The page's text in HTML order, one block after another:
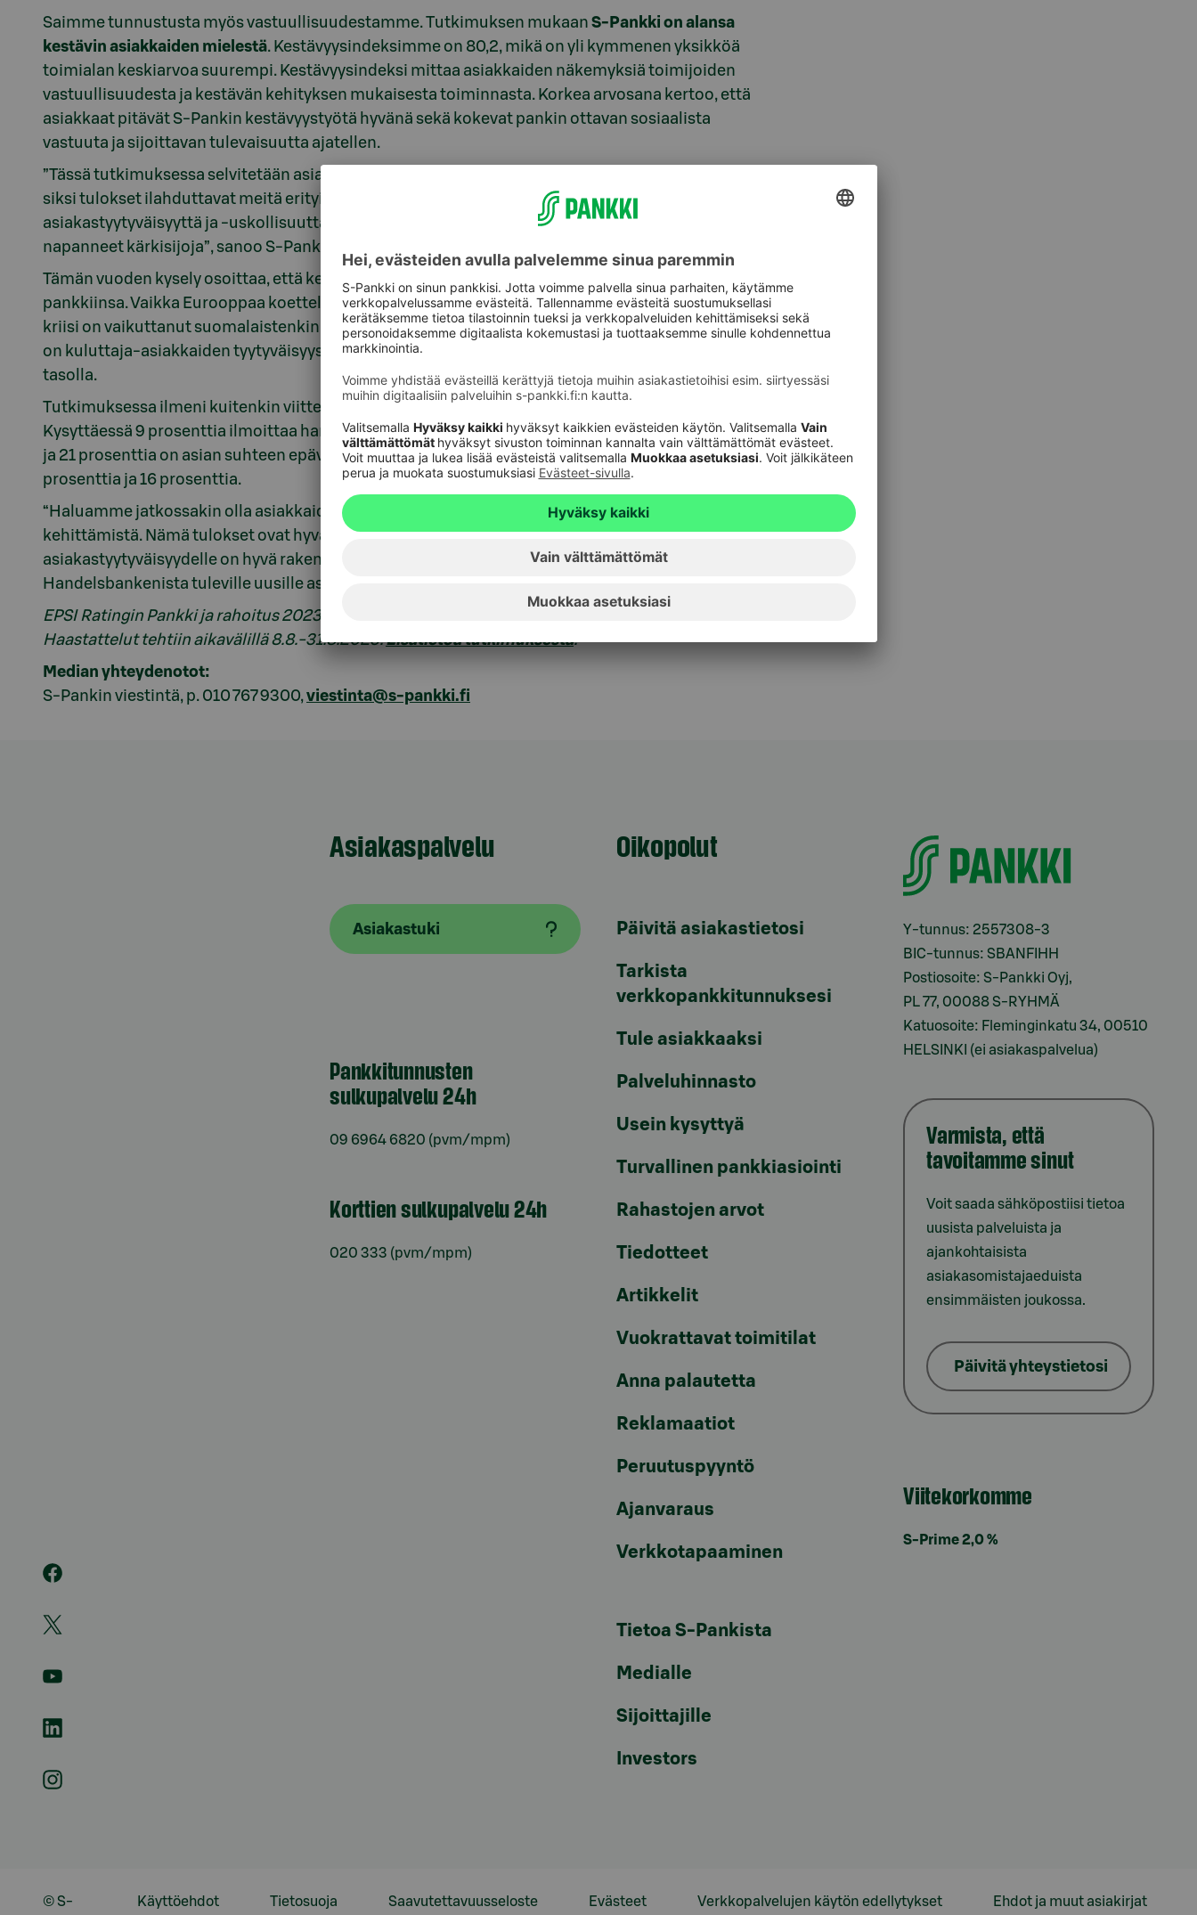
Saimme tunnustusta myös vastuullisuudestamme. Tutkimuksen mukaan S-Pankki on alansa
kestävin asiakkaiden mielestä. Kestävyysindeksimme on 80,2, mikä on yli kymmenen yksikköä
toimialan keskiarvoa suurempi. Kestävyysindeksi mittaa asiakkaiden näkemyksiä toimijoiden
vastuullisuudesta ja kestävän kehityksen mukaisesta toiminnasta. Korkea arvosana kertoo, että
asiakkaat pitävät S-Pankin kestävyystyötä hyvänä sekä kokevat pankin ottavan sosiaalista
vastuuta ja sijoittavan tulevaisuutta ajatellen.
”Tässä tutkimuksessa selvitetään asiakkaiden tyytyväisyyttä omaan pääasialliseen pankkiin, ja
siksi tulokset ilahduttavat meitä erityisen paljon. Tulos on myös linjassa aiempien
asiakastyytyväisyyttä ja -uskollisuutta kuvaavien tutkimusten kanssa, joissa olemme aiemminkin
napanneet kärkisijoja”, sanoo S-Pankin toimitusjohtaja
Tämän vuoden kysely osoittaa, että keskivertosuomalainen on varsin tyytyväinen pääasialliseen
pankkiinsa. Vaikka Eurooppaa koetteleva humanitaarinen, turvallisuuspoliittinen ja taloudellinen
kriisi on vaikuttanut suomalaistenkin arkeen ja koetellut kotitalouksien taloudellista kantokykyä,
on kuluttaja-asiakkaiden tyytyväisyys pääasiallisiin pankkeihinsa pysytellyt vuosien 2020–2022
tasolla.
Tutkimuksessa ilmeni kuitenkin viitteitä siitä, että pankkia voidaan vaihtaa aiempaa herkemmin.
Kysyttäessä 9 prosenttia ilmoittaa harkitsevansa pankin vaihtamista tulevan vuoden ajanjaksolla,
ja 21 prosenttia on asian suhteen epävarma. Vielä vuonna 2020 vastaavat osuudet olivat 5
prosenttia ja 16 prosenttia.
“Haluamme jatkossakin olla asiakkaidemme luottamuksen arvoisia, ja jatkamme toimintamme
kehittämistä. Nämä tulokset ovat hyvä lähtökohta seuraavaan lukuun S-Pankin tarinassa. Vahvalle
asiakastyytyväisyydelle on hyvä rakentaa uutta S-Pankkia sekä S-Pankin nykyisille että
Handelsbankenista tuleville uusille asiakkaille”, Laine-Tolonen toteaa.
EPSI Ratingin Pankki ja rahoitus 2023 -tutkimukseen haastateltiin 2500 pankkiasiakasta.
Haastattelut tehtiin aikavälillä 8.8.-31.8.2023.Lisätietoa tutkimuksesta.
Median yhteydenotot:
S-Pankin viestintä, p. 010 767 9300,viestinta@s-pankki.fi
Asiakaspalvelu
Asiakastuki
Pankkitunnusten
sulkupalvelu 24h
09 6964 6820 (pvm/mpm)
Korttien sulkupalvelu 24h
020 333 (pvm/mpm)
Oikopolut
Päivitä asiakastietosi
Tarkista
verkkopankkitunnuksesi
Tule asiakkaaksi
Palveluhinnasto
Usein kysyttyä
Turvallinen pankkiasiointi
Rahastojen arvot
Tiedotteet
Artikkelit
Vuokrattavat toimitilat
Anna palautetta
Reklamaatiot
Peruutuspyyntö
Ajanvaraus
Verkkotapaaminen
Tietoa S-Pankista
Medialle
Sijoittajille
Investors
Y-tunnus: 2557308-3
BIC-tunnus: SBANFIHH
Postiosoite: S-Pankki Oyj,
PL 77, 00088 S-RYHMÄ
Katuosoite: Fleminginkatu 34, 00510
HELSINKI (ei asiakaspalvelua)
Varmista, että
tavoitamme sinut
Voit saada sähköpostiisi tietoa
uusista palveluista ja
ajankohtaisista
asiakasomistajaeduista
ensimmäisten joukossa.
Päivitä yhteystietosi
Viitekorkomme
S-Prime 2,0 %
Käyttöehdot Tietosuoja Saavutettavuusseloste Evästeet Verkkopalvelujen käytön edellytykset Ehdot ja muut asiakirjat
© S-